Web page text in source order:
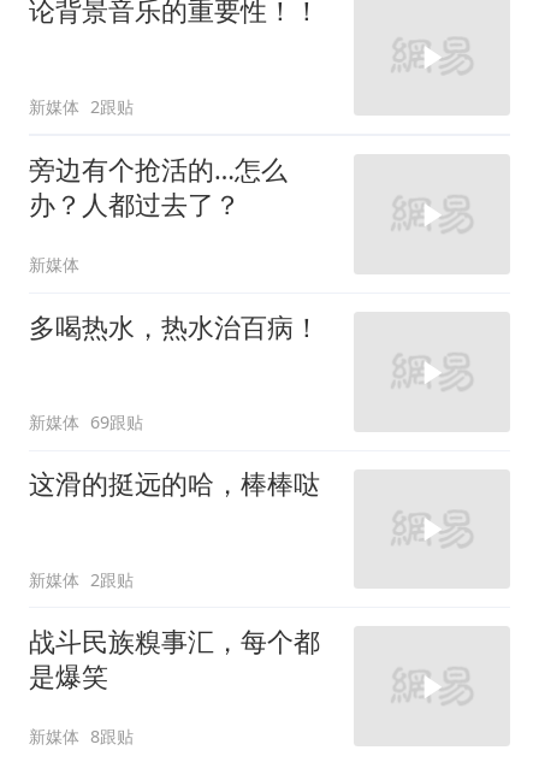
论背景音乐的重要性！！
新媒体 2跟贴
旁边有个抢活的…怎么
办？人都过去了？
新媒体
多喝热水，热水治百病！
新媒体 69跟贴
这滑的挺远的哈，棒棒哒
新媒体 2跟贴
战斗民族糗事汇，每个都
是爆笑
新媒体 8跟贴